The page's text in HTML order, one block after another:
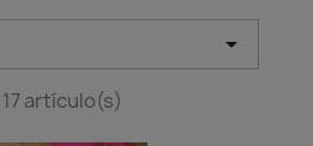

artículo(s)